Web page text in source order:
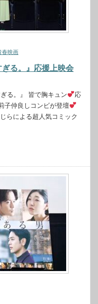
春映画
る。』応援上映会
る。』 皆で胸キュン
応
子仲良しコンビが登壇
らによる超人気コミック